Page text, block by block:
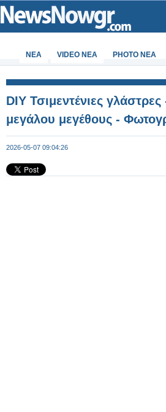
ΝΕΑ VIDEO NEA PHOTO NEA
DIY Τσιμεντένιες γλάστρες
μεγάλου μεγέθους -
2026-05-07 09:04:26